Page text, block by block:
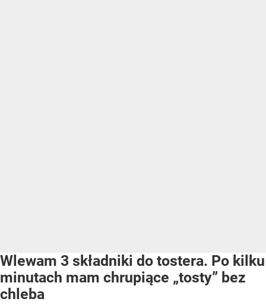
Wlewam 3 składniki do tostera. Po kilku
minutach mam chrupiące „tosty” bez
chleba